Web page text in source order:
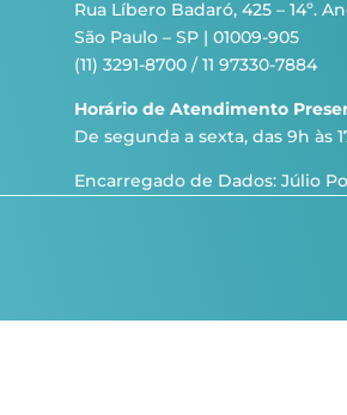
Rua Líbero Badaró, 425 – 14º.
São Paulo – SP | 01009-905
(11) 3291-8700 / 11 97330-7884
Horário de Atendimento
De segunda a sexta, das 9h às
Encarregado de Dados: Júlio